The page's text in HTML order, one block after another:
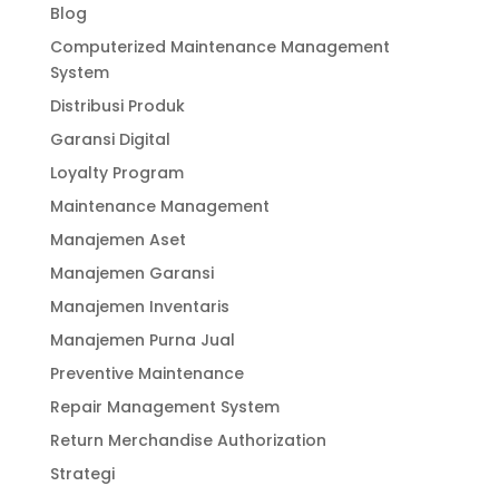
Blog
Computerized Maintenance Management
System
Distribusi Produk
Garansi Digital
Loyalty Program
Maintenance Management
Manajemen Aset
Manajemen Garansi
Manajemen Inventaris
Manajemen Purna Jual
Preventive Maintenance
Repair Management System
Return Merchandise Authorization
Strategi